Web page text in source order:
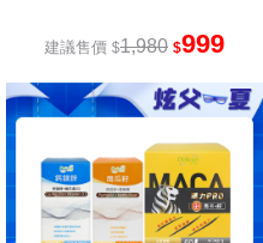
建議售價 $1,980 $999